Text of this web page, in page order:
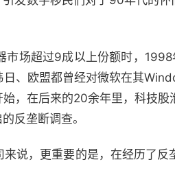
场超过9成以上份额时，
、欧盟都曾经对微软在其
，在后来的20余年里，科技股
反垄断调查。
说，更重要的是，在经历了反